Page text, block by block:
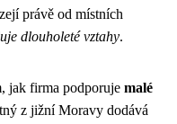
právě od místních
dlouholeté vztahy.
jak firma podporuje malé
z jižní Moravy dodává